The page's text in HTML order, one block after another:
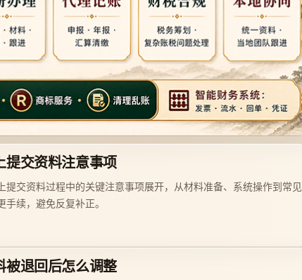
提交资料注意事项
提交资料过程中的关键注意事项展开，从材料准备、系统操作到常见
续，避免反复补正。
被退回后怎么调整